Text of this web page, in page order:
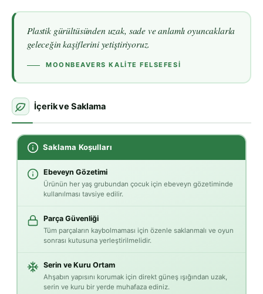
Plastik gürültüsünden uzak, sade ve anlamlı oyuncaklarla
geleceğin kaşiflerini yetiştiriyoruz.
MOONBEAVERS KALITE FELSEFESI
İçerik ve Saklama
Saklama Koşulları
Ebeveyn Gözetimi
Ürünün her yaş grubundan çocuk için ebeveyn gözetiminde
kullanılması tavsiye edilir.
Parça Güvenliği
Tüm parçaların kaybolmaması için özenle saklanmalı ve oyun
sonrası kutusuna yerleştirilmelidir.
Serin ve Kuru Ortam
Ahşabın yapısını korumak için direkt güneş ışığından uzak,
serin ve kuru bir yerde muhafaza ediniz.